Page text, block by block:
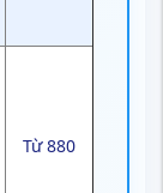
Từ 880